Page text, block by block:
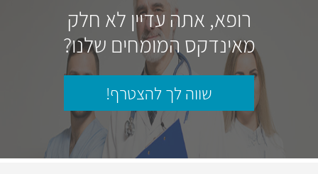
רופא, אתה עדיין לא חלק
מאינדקס המומחים שלנו?
שווה לך להצטרף!